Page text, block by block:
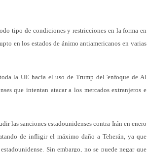
tipo de condiciones y restricciones en la forma en
en los estados de ánimo antiamericanos en varias
la UE hacia el uso de Trump del 'enfoque de Al
que intentan atacar a los mercados extranjeros e
las sanciones estadounidenses contra Irán en enero
de infligir el máximo daño a Teherán, ya que
Sin embargo, no se puede negar que